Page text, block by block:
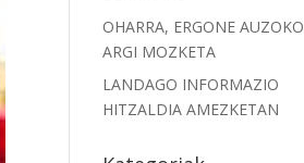
OHARRA, ERGONE AUZOKO
ARGI MOZKETA
LANDAGO INFORMAZIO
HITZALDIA AMEZKETAN